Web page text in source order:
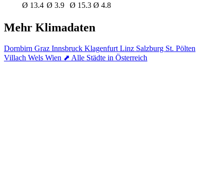
Ø 13.4 Ø 3.9 Ø 15.3 Ø 4.8
Mehr Klimadaten
Dornbirn Graz Innsbruck Klagenfurt Linz Salzburg St. Pölten
Villach Wels Wien ⬈ Alle Städte in Österreich